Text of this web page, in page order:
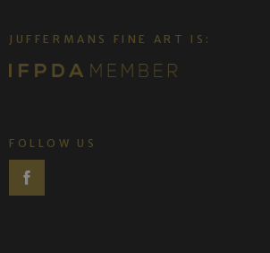
JUFFERMANS FINE ART IS:
FOLLOW US